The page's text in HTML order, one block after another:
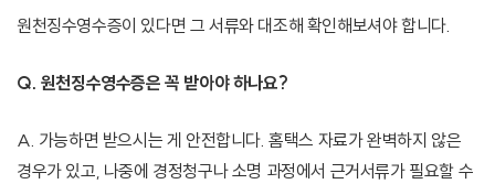
원천징수영수증이 있다면 그 서류와 대조해 확인해보셔야 합니다.
Q. 원천징수영수증은 꼭 받아야 하나요?
A. 가능하면 받으시는 게 안전합니다. 홈택스 자료가 완벽하지 않은
경우가 있고, 나중에 경정청구나 소명 과정에서 근거서류가 필요할 수